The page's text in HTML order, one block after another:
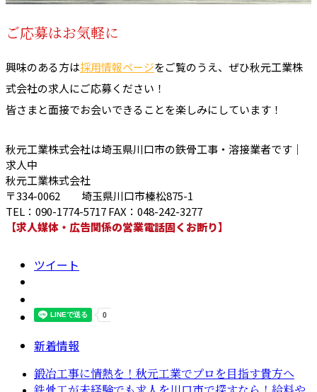
ご応募はお気軽に
興味のある方は採用情報ページをご覧のうえ、ぜひ秋元工業株
式会社の求人にご応募ください！
皆さまと面接でお会いできることを楽しみにしています！
秋元工業株式会社は埼玉県川口市の鉄骨工事・溶接業者です｜
求人中
秋元工業株式会社
〒334-0062 埼玉県川口市榛松875-1
TEL：090-1774-5717 FAX：048-242-3277
【求人媒体・広告関係の営業電話固くお断り】
ツイート
新着情報
鍛冶工事に情熱を！秋元工業でプロを目指す貴方へ